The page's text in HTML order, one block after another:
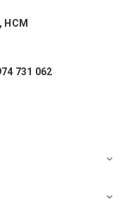
HCM
731 062